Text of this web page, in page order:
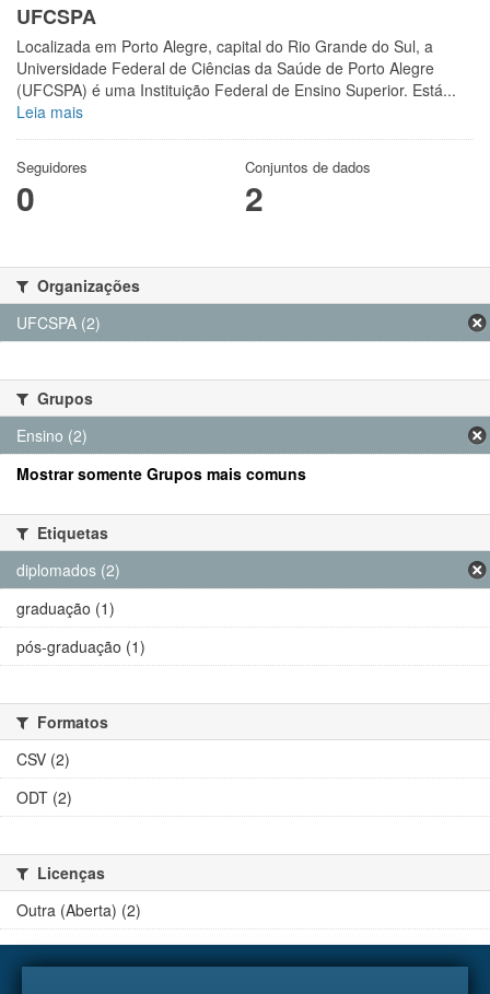
UFCSPA
Localizada em Porto Alegre, capital do Rio Grande do Sul, a
Universidade Federal de Ciências da Saúde de Porto Alegre
(UFCSPA) é uma Instituição Federal de Ensino Superior. Está...
Leia mais
Seguidores
0
Conjuntos de dados
2
Organizações
UFCSPA (2)
Grupos
Ensino (2)
Mostrar somente Grupos mais comuns
Etiquetas
diplomados (2)
graduação (1)
pós-graduação (1)
Formatos
CSV (2)
ODT (2)
Licenças
Outra (Aberta) (2)